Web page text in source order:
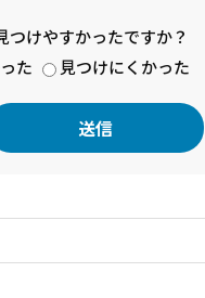
つけやすかったですか？
た
見つけにくかった